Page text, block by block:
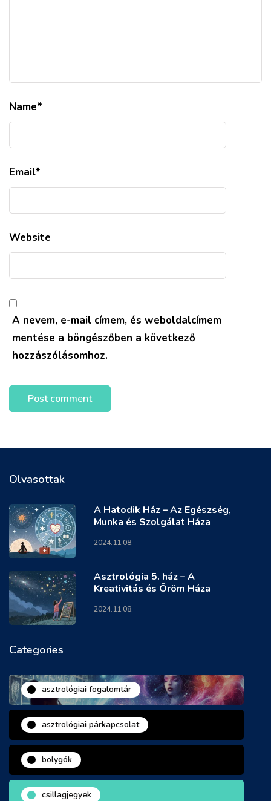
Name*
Email*
Website
A nevem, e-mail címem, és weboldalcímem
mentése a böngészőben a következő
hozzászólásomhoz.
Olvasottak
A Hatodik Ház – Az Egészség,
Munka és Szolgálat Háza
2024.11.08.
Asztrológia 5. ház – A
Kreativitás és Öröm Háza
2024.11.08.
Categories
asztrológiai fogalomtár
asztrológiai párkapcsolat
bolygók
csillagjegyek